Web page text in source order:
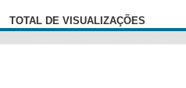
TOTAL DE VISUALIZAÇÕES